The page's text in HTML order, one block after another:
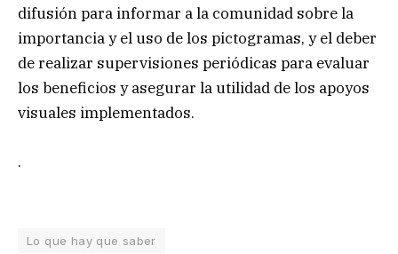
difusión para informar a la comunidad sobre la
importancia y el uso de los pictogramas, y el deber
de realizar supervisiones periódicas para evaluar
los beneficios y asegurar la utilidad de los apoyos
visuales implementados.
.
Lo que hay que saber